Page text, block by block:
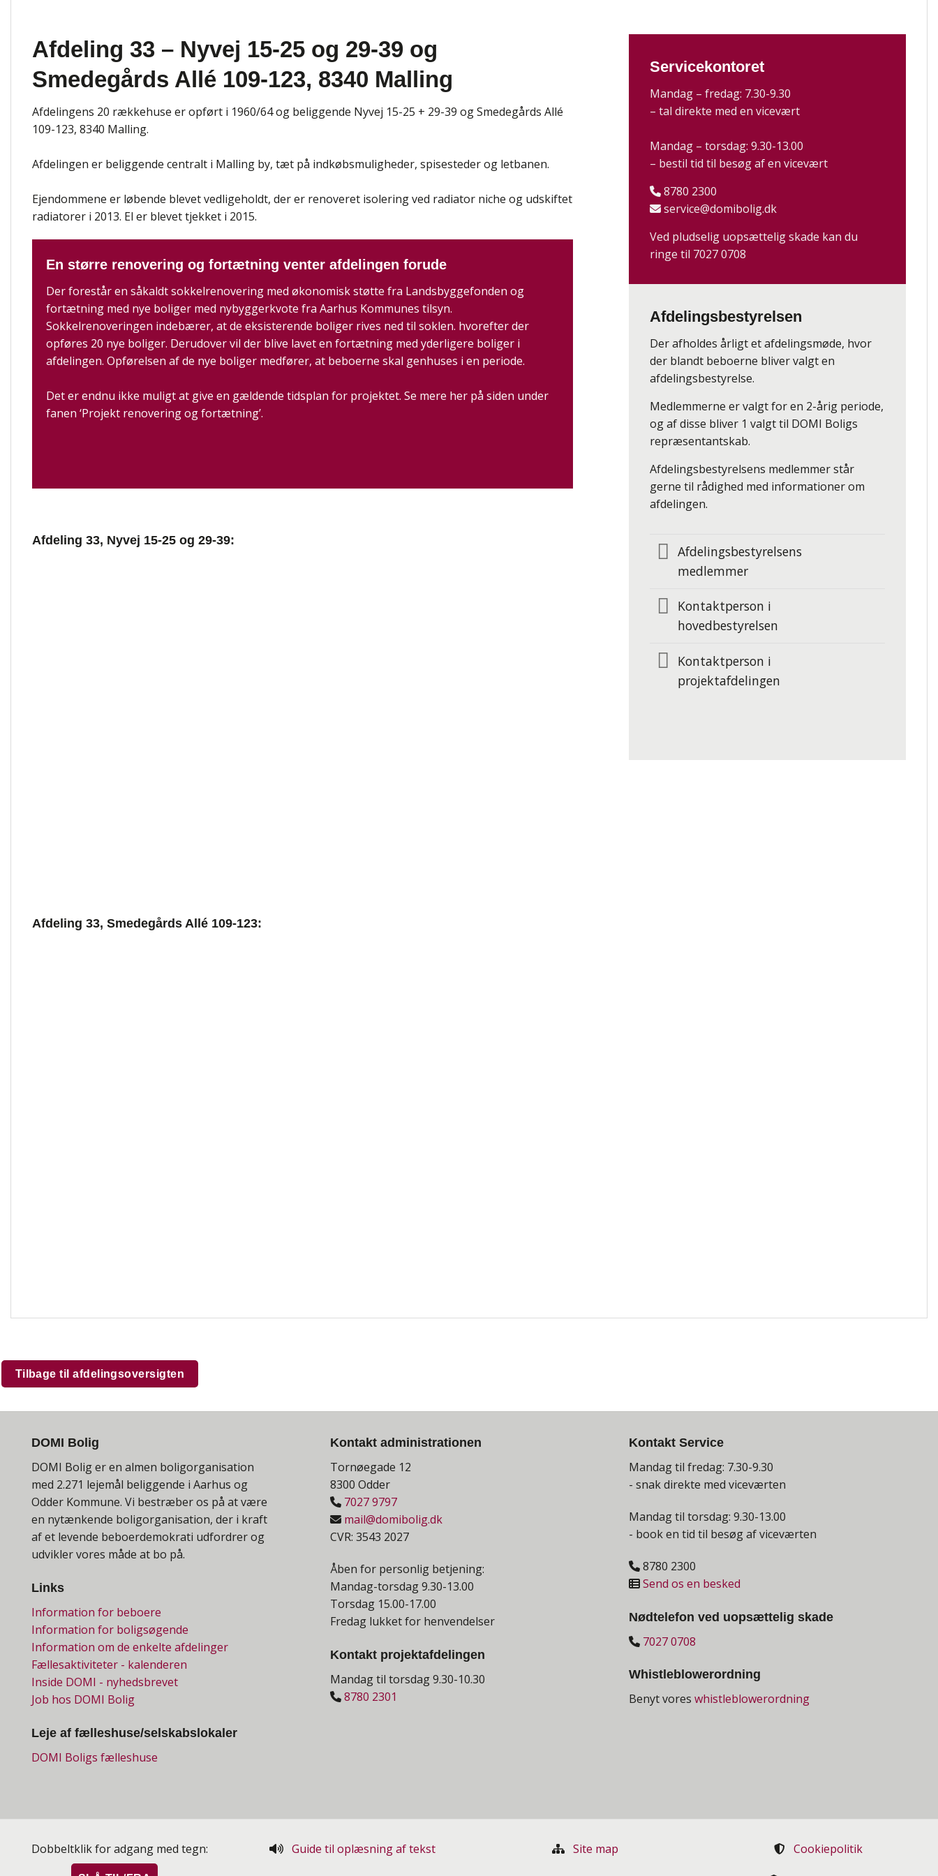
Afdeling 33 – Nyvej 15-25 og 29-39 og
Smedegårds Allé 109-123, 8340 Malling
Afdelingens 20 rækkehuse er opført i 1960/64 og beliggende Nyvej 15-25 + 29-39 og Smedegårds Allé
109-123, 8340 Malling.
Afdelingen er beliggende centralt i Malling by, tæt på indkøbsmuligheder, spisesteder og letbanen.
Ejendommene er løbende blevet vedligeholdt, der er renoveret isolering ved radiator niche og udskiftet
radiatorer i 2013. El er blevet tjekket i 2015.
En større renovering og fortætning venter afdelingen forude
Der forestår en såkaldt sokkelrenovering med økonomisk støtte fra Landsbyggefonden og
fortætning med nye boliger med nybyggerkvote fra Aarhus Kommunes tilsyn.
Sokkelrenoveringen indebærer, at de eksisterende boliger rives ned til soklen. hvorefter der
opføres 20 nye boliger. Derudover vil der blive lavet en fortætning med yderligere boliger i
afdelingen. Opførelsen af de nye boliger medfører, at beboerne skal genhuses i en periode.
Det er endnu ikke muligt at give en gældende tidsplan for projektet. Se mere her på siden under
fanen ‘Projekt renovering og fortætning’.
Afdeling 33, Nyvej 15-25 og 29-39:
Afdeling 33, Smedegårds Allé 109-123:
Servicekontoret
Mandag – fredag: 7.30-9.30
– tal direkte med en vicevært
Mandag – torsdag: 9.30-13.00
– bestil tid til besøg af en vicevært
8780 2300
service@domibolig.dk
Ved pludselig uopsættelig skade kan du
ringe til 7027 0708
Afdelingsbestyrelsen
Der afholdes årligt et afdelingsmøde, hvor
der blandt beboerne bliver valgt en
afdelingsbestyrelse.
Medlemmerne er valgt for en 2-årig periode,
og af disse bliver 1 valgt til DOMI Boligs
repræsentantskab.
Afdelingsbestyrelsens medlemmer står
gerne til rådighed med informationer om
afdelingen.
Afdelingsbestyrelsens
medlemmer
Kontaktperson i
hovedbestyrelsen
Kontaktperson i
projektafdelingen
Tilbage til afdelingsoversigten
DOMI Bolig
DOMI Bolig er en almen boligorganisation
med 2.271 lejemål beliggende i Aarhus og
Odder Kommune. Vi bestræber os på at være
en nytænkende boligorganisation, der i kraft
af et levende beboerdemokrati udfordrer og
udvikler vores måde at bo på.
Links
Information for beboere
Information for boligsøgende
Information om de enkelte afdelinger
Fællesaktiviteter - kalenderen
Inside DOMI - nyhedsbrevet
Job hos DOMI Bolig
Leje af fælleshuse/selskabslokaler
DOMI Boligs fælleshuse
Kontakt administrationen
Tornøegade 12
8300 Odder
7027 9797
mail@domibolig.dk
CVR: 3543 2027
Åben for personlig betjening:
Mandag-torsdag 9.30-13.00
Torsdag 15.00-17.00
Fredag lukket for henvendelser
Kontakt projektafdelingen
Mandag til torsdag 9.30-10.30
8780 2301
Kontakt Service
Mandag til fredag: 7.30-9.30
- snak direkte med viceværten
Mandag til torsdag: 9.30-13.00
- book en tid til besøg af viceværten
8780 2300
Send os en besked
Nødtelefon ved uopsættelig skade
7027 0708
Whistleblowerordning
Benyt vores whistleblowerordning
Dobbeltklik for adgang med tegn: Guide til oplæsning af tekst Site map Cookiepolitik